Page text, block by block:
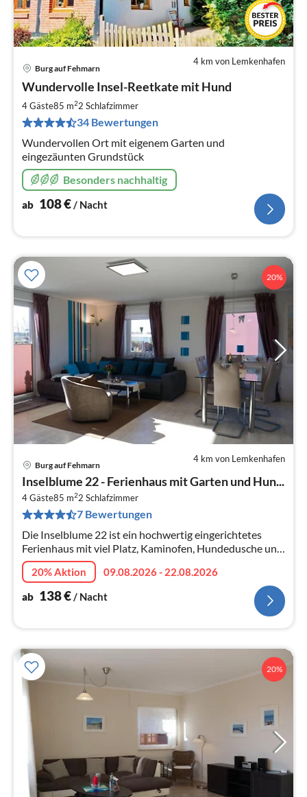
4 km von Lemkenhafen
Burg auf Fehmarn
Wundervolle Insel-Reetkate mit Hund
4 Gäste85 m22 Schlafzimmer
34 Bewertungen
Wundervollen Ort mit eigenem Garten und
eingezäunten Grundstück
Besonders nachhaltig
ab 108€/ Nacht
20%
4 km von Lemkenhafen
Burg auf Fehmarn
Inselblume 22 - Ferienhaus mit Garten und Hun...
4 Gäste85 m22 Schlafzimmer
7 Bewertungen
Die Inselblume 22 ist ein hochwertig eingerichtetes
Ferienhaus mit viel Platz, Kaminofen, Hundedusche und
einem schönen, eingezäunten Garten, in extrem ruhiger
Lage.
20% Aktion
09.08.2026 - 22.08.2026
ab 138€ / Nacht
20%